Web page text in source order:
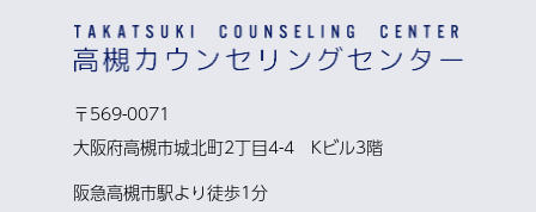
〒569-0071
大阪府高槻市城北町2丁目4-4 Kビル3階
阪急高槻市駅より徒歩1分